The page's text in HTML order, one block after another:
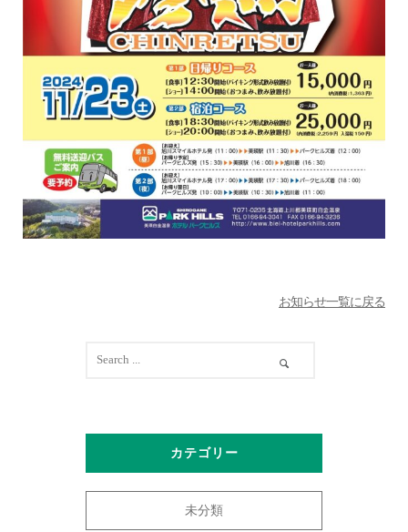
お知らせ一覧に戻る
カテゴリー
未分類